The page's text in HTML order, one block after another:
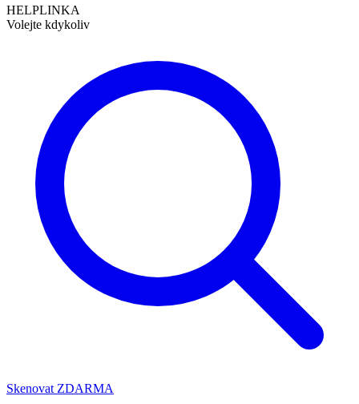
HELPLINKA
Volejte kdykoliv
Skenovat ZDARMA